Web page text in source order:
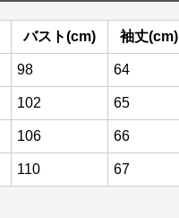
バスト(cm) 袖丈(cm)
98 64
102 65
106 66
110 67